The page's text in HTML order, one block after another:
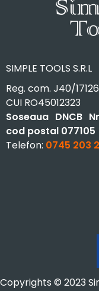
SIMPLE TOOLS S.R.L
Reg. com. J40/
CUI RO45012323
Soseaua DNCB
cod postal 077105
Telefon: 0745 203
Copyrights © 2023